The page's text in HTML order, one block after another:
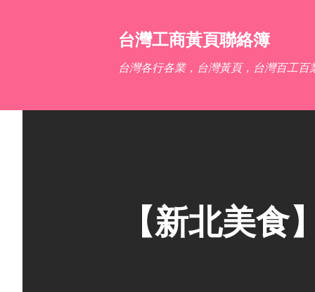
台灣工商黃頁聯絡簿
台灣各行各業，台灣黃頁，台灣百工百
【新北美食